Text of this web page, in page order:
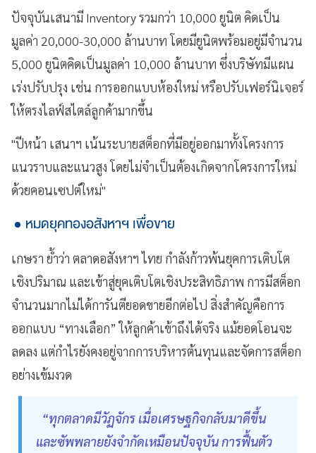
ปัจจุบันเสนามี Inventory รวมกว่า 10,000 ยูนิต คิดเป็น
มูลค่า 20,000-30,000 ล้านบาท โดยมียูนิตพร้อมอยู่มีจำนวน
5,000 ยูนิตคิดเป็นมูลค่า 10,000 ล้านบาท ซึ่งบริษัทมีแผน
เร่งปรับปรุง เช่น การออกแบบห้องใหม่ หรือปรับเฟอร์นิเจอร์
ให้ตรงไลฟ์สไตล์ลูกค้ามากขึ้น
"ปีหน้า เสนาฯ เน้นระบายสต็อกที่มีอยู่ออกมาทั้งโครงการ
แนวราบและแนวสูง โดยไม่จำเป็นต้องเกิดจากโครงการใหม่
ด้วยคอนเซปต์ใหม่"
หมดยุคทองอสังหาฯ เพื่อขาย
เกษรา ย้ำว่า ตลาดอสังหาฯ ไทย กำลังก้าวพ้นยุคการเติบโต
เชิงปริมาณ และเข้าสู่ยุคเติบโตเชิงประสิทธิภาพ การมีสต็อก
จำนวนมากไม่ได้การันตียอดขายอีกต่อไป สิ่งสำคัญคือการ
ออกแบบ “ทางเลือก” ให้ลูกค้าเข้าถึงได้จริง แม้ยอดโอนจะ
ลดลง แต่กำไรยังคงอยู่จากการบริหารต้นทุนและจัดการสต็อก
อย่างเข้มงวด
“ทุกตลาดมีวัฏจักร เมื่อเศรษฐกิจกลับมาดีขึ้น
และซัพพลายยังจำกัดเหมือนปัจจุบัน การฟื้นตัว